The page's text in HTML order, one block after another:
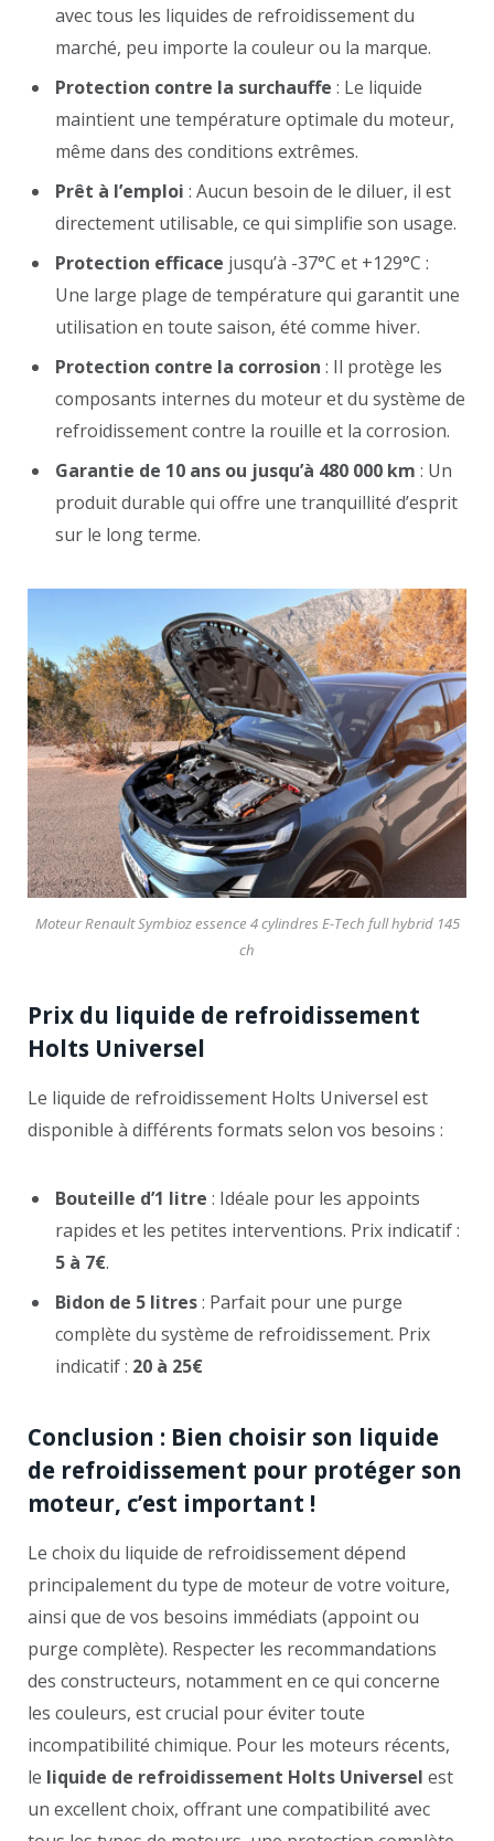
avec tous les liquides de refroidissement du
marché, peu importe la couleur ou la marque.
Protection contre la surchauffe : Le liquide
maintient une température optimale du moteur,
même dans des conditions extrêmes.
Prêt à l’emploi : Aucun besoin de le diluer, il est
directement utilisable, ce qui simplifie son usage.
Protection efficace jusqu’à -37°C et +129°C :
Une large plage de température qui garantit une
utilisation en toute saison, été comme hiver.
Protection contre la corrosion : Il protège les
composants internes du moteur et du système de
refroidissement contre la rouille et la corrosion.
Garantie de 10 ans ou jusqu’à 480 000 km : Un
produit durable qui offre une tranquillité d’esprit
sur le long terme.
Moteur Renault Symbioz essence 4 cylindres E-Tech full hybrid 145
ch
Prix du liquide de refroidissement
Holts Universel
Le liquide de refroidissement Holts Universel est
disponible à différents formats selon vos besoins :
Bouteille d’1 litre : Idéale pour les appoints
rapides et les petites interventions. Prix indicatif :
5 à 7€.
Bidon de 5 litres: Parfait pour une purge
complète du système de refroidissement. Prix
indicatif : 20 à 25€
Conclusion : Bien choisir son liquide
de refroidissement pour protéger son
moteur, c’est important !
Le choix du liquide de refroidissement dépend
principalement du type de moteur de votre voiture,
ainsi que de vos besoins immédiats (appoint ou
purge complète). Respecter les recommandations
des constructeurs, notamment en ce qui concerne
les couleurs, est crucial pour éviter toute
incompatibilité chimique. Pour les moteurs récents,
le liquide de refroidissement Holts Universel est
un excellent choix, offrant une compatibilité avec